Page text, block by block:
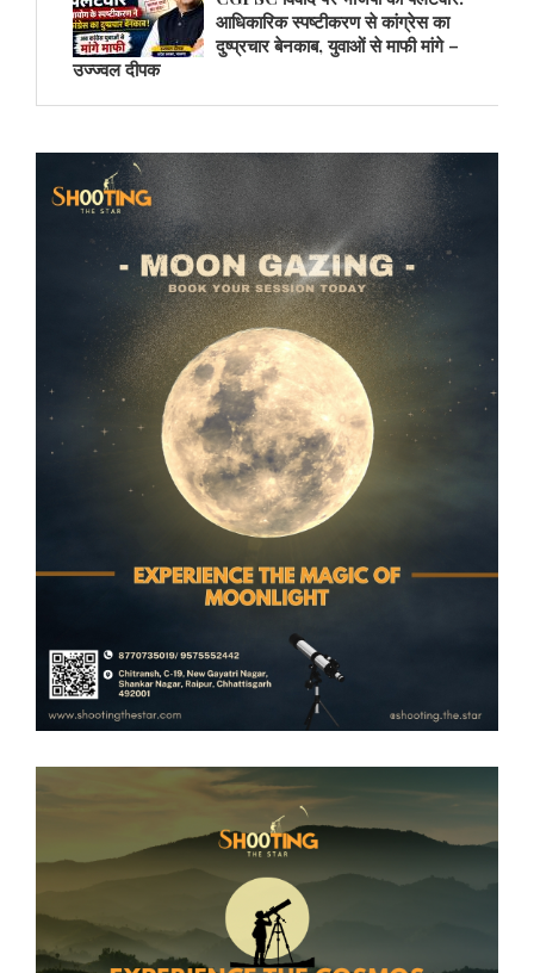
आधिकारिक स्पष्टीकरण से कांग्रेस का
दुष्प्रचार बेनकाब, युवाओं से माफी मांगे –
उज्ज्वल दीपक